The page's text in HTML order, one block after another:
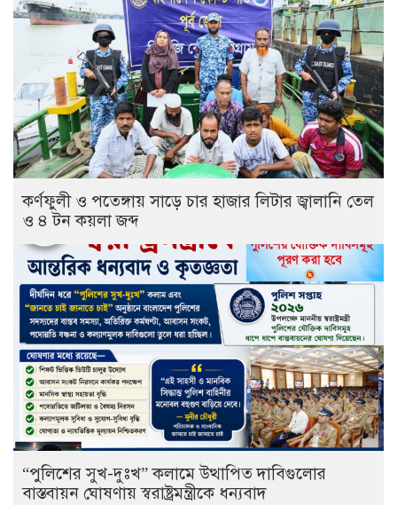
কর্ণফুলী ও পতেঙ্গায় সাড়ে চার হাজার লিটার জ্বালানি তেল
ও ৪ টন কয়লা জব্দ
“পুলিশের সুখ-দুঃখ” কলামে উত্থাপিত দাবিগুলোর
বাস্তবায়ন ঘোষণায় স্বরাষ্ট্রমন্ত্রীকে ধন্যবাদ